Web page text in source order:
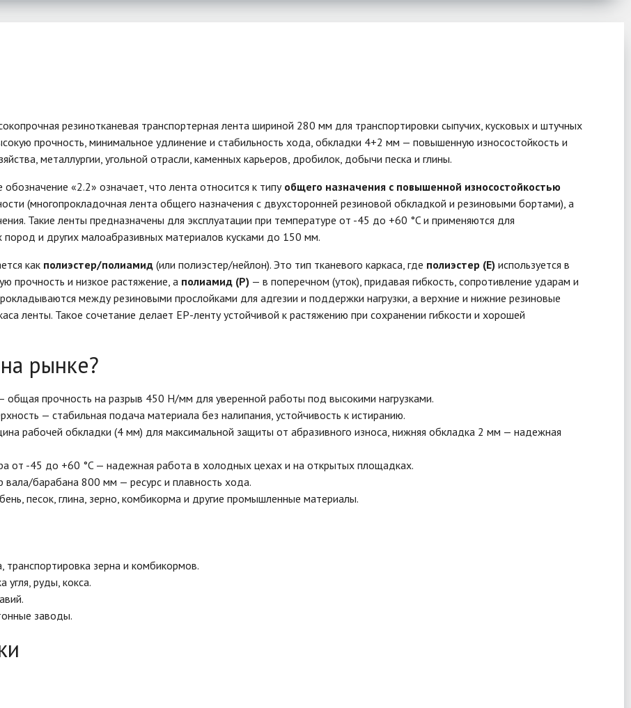
резинотканевая транспортерная лента шириной 280 мм для транспортировки сыпучих, кусковых и штучных
прочность, минимальное удлинение и стабильность хода, обкладки 4+2 мм — повышенную износостойкость и
металлургии, угольной отрасли, каменных карьеров, дробилок, добычи песка и глины.
«2.2» означает, что лента относится к типу общего назначения с повышенной износостойкостью
(многопрокладочная лента общего назначения с двухсторонней резиновой обкладкой и резиновыми бортами), а
Такие ленты предназначены для эксплуатации при температуре от -45 до +60 °C и применяются для
пород и других малоабразивных материалов кусками до 150 мм.
как полиэстер/полиамид (или полиэстер/нейлон). Это тип тканевого каркаса, где полиэстер (E) используется в
прочность и низкое растяжение, а полиамид (P) — в поперечном (уток), придавая гибкость, сопротивление ударам и
между резиновыми прослойками для адгезии и поддержки нагрузки, а верхние и нижние резиновые
ленты. Такое сочетание делает EP-ленту устойчивой к растяжению при сохранении гибкости и хорошей
рынке?
общая прочность на разрыв 450 Н/мм для уверенной работы под высокими нагрузками.
— стабильная подача материала без налипания, устойчивость к истиранию.
рабочей обкладки (4 мм) для максимальной защиты от абразивного износа, нижняя обкладка 2 мм — надежная
от -45 до +60 °C — надежная работа в холодных цехах и на открытых площадках.
барабана 800 мм — ресурс и плавность хода.
песок, глина, зерно, комбикорма и другие промышленные материалы.
транспортировка зерна и комбикормов.
угля, руды, кокса.
заводы.